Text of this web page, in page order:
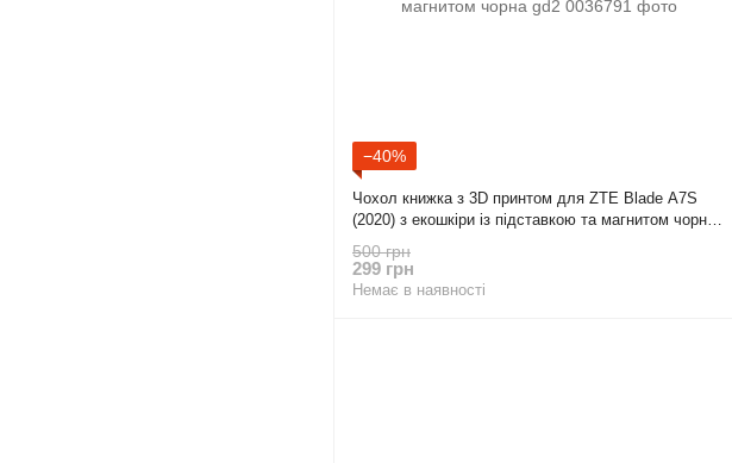
−40%
Чохол книжка з 3D принтом для ZTE Blade A7S
(2020) з екошкіри із підставкою та магнитом чорна
gd2
500 грн
299 грн
Немає в наявності